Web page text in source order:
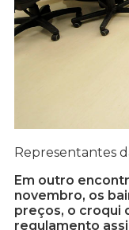
Representantes
Em outro
novembro, os
preços, o croqui
regulamento